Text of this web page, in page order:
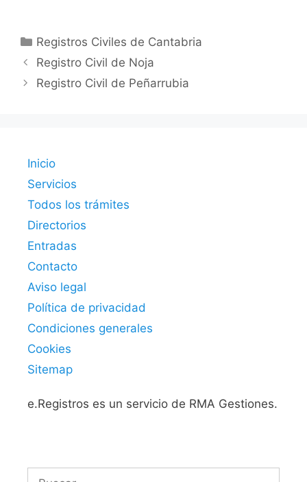
Categorías
Registros Civiles de Cantabria
Registro Civil de Noja
Registro Civil de Peñarrubia
Inicio
Servicios
Todos los trámites
Directorios
Entradas
Contacto
Aviso legal
Política de privacidad
Condiciones generales
Cookies
Sitemap
e.Registros es un servicio de RMA Gestiones.
Buscar: